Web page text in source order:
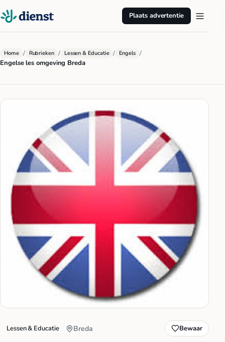
Plaats advertentie
Home / Rubrieken / Lessen & Educatie / Engels /
Engelse les omgeving Breda
Lessen & Educatie Breda Bewaar